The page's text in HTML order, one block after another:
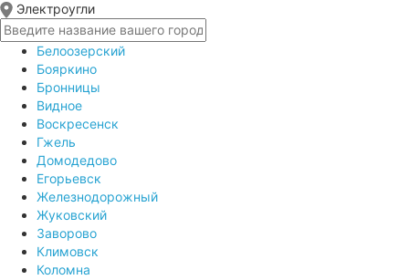
Электроугли
Белоозерский
Бояркино
Бронницы
Видное
Воскресенск
Гжель
Домодедово
Егорьевск
Железнодорожный
Жуковский
Заворово
Климовск
Коломна